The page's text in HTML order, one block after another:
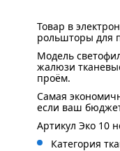
Товар в
рольшторы для
Модель
жалюзи
проём.
Самая
если ваш
Артикул Эко 10
Категория